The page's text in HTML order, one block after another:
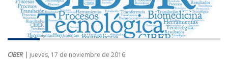
CIBER | jueves, 17 de noviembre de 2016